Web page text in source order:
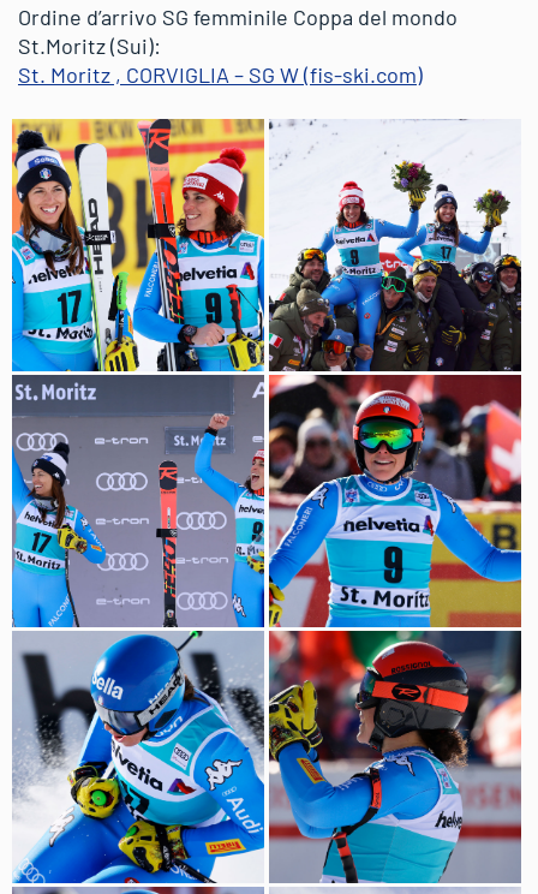
Ordine d’arrivo SG femminile Coppa del mondo
St.Moritz (Sui):
St. Moritz , CORVIGLIA – SG W (fis-ski.com)